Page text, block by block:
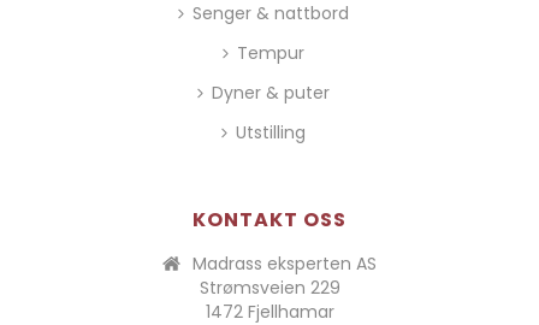
Senger & nattbord
Tempur
Dyner & puter
Utstilling
KONTAKT OSS
Madrass eksperten AS
Strømsveien 229
1472 Fjellhamar